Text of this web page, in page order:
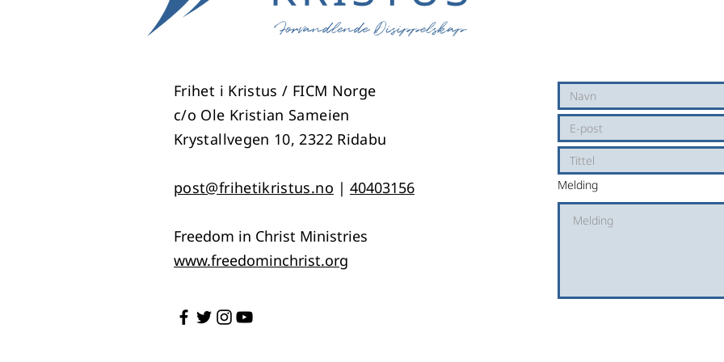
Frihet i Kristus / FICM Norge
c/o Ole Kristian Sameien
Krystallvegen 10, 2322 Ridabu
​post@frihetikristus.no | 40403156
Freedom in Christ Ministries
www.freedominchrist.org
Melding